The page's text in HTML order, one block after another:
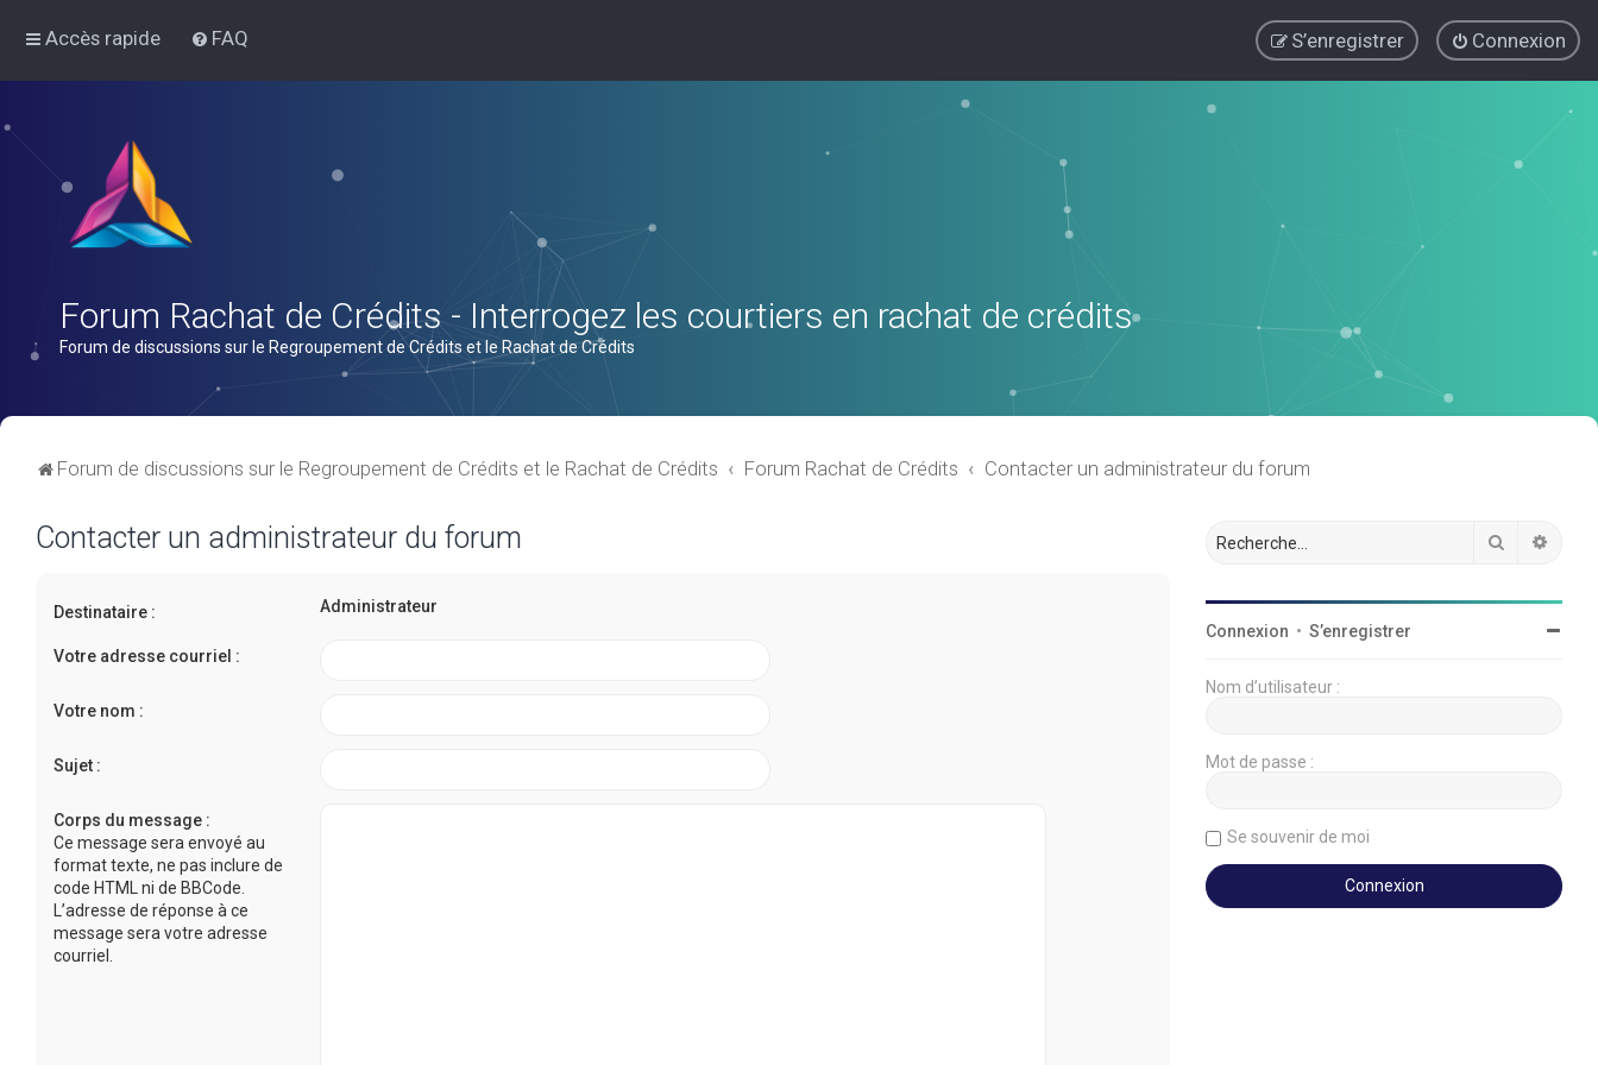
Accès rapide FAQ Connexion
S’enregistrer
Forum Rachat de Crédits - Interrogez les courtiers en rachat de crédits
Forum de discussions sur le Regroupement de Crédits et le Rachat de Crédits
Forum de discussions sur le Regroupement de Crédits et le Rachat de Crédits Forum Rachat de Crédits Contacter un administrateur du forum
Contacter un administrateur du forum
Destinataire : Administrateur
Votre adresse courriel :
Votre nom :
Sujet :
Corps du message :
Ce message sera envoyé au
format texte, ne pas inclure de
code HTML ni de BBCode.
L’adresse de réponse à ce
message sera votre adresse
courriel.
Rechercher
Connexion • S’enregistrer
Nom d’utilisateur :
Mot de passe :
Se souvenir de moi